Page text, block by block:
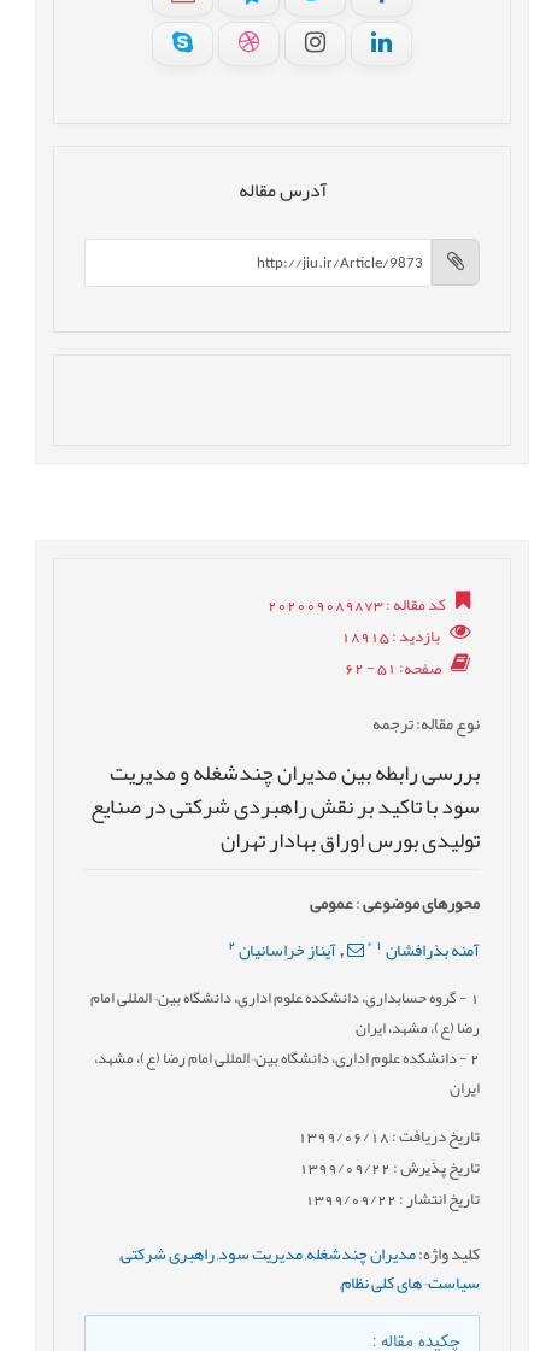
آدرس مقاله
کد مقاله: 202009089873
بازدید: 18915
صفحه: 51 - 62
نوع مقاله: ترجمه
بررسی رابطه بین مدیران چندشغله و مدیریت
سود با تاکید بر نقش راهبردی شرکتی در صنایع
تولیدی بورس اوراق بهادار تهران
محورهای موضوعی:عمومى
آمنه بذرافشان *
,آیناز خراسانیان 2
- گروه حسابداری، دانشکده علوم اداری، دانشگاه بین¬المللی امام
رضا (ع)، مشهد، ایران
2- دانشکده علوم اداری، دانشگاه بین¬المللی امام رضا (ع)، مشهد،
ایران
تاریخ دریافت : 1399/06/18
تاریخ پذیرش : 1399/09/22
تاریخ انتشار : 1399/09/22
کلید واژه:مدیران چندشغله,مدیریت سود,راهبری شرکتی,
سیاست¬های کلی نظام,
چکیده مقاله: